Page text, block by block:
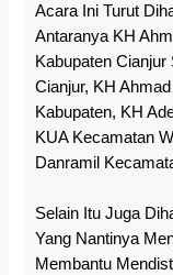
Acara Ini Turut
Antaranya KH
Kabupaten
Cianjur, KH
Kabupaten, KH
KUA Kecamatan
Danramil
Selain Itu Juga
Yang Nantinya
Membantu